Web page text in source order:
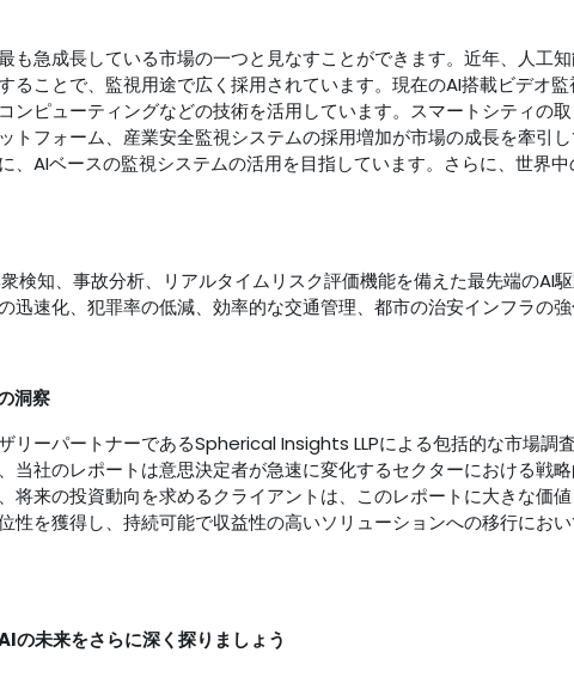
急成長している市場の一つと見なすことができます。近年、人工
ことで、監視用途で広く採用されています。現在のAI搭載ビデオ監
ピューティングなどの技術を活用しています。スマートシティの
フォーム、産業安全監視システムの採用増加が市場の成長を牽引
AIベースの監視システムの活用を目指しています。さらに、世界
知、事故分析、リアルタイムリスク評価機能を備えた最先端のAI
速化、犯罪率の低減、効率的な交通管理、都市の治安インフラの強
洞察
ーパートナーであるSpherical Insights LLPによる包括的な市場調
社のレポートは意思決定者が急速に変化するセクターにおける戦
来の投資動向を求めるクライアントは、このレポートに大きな価
を獲得し、持続可能で収益性の高いソリューションへの移行にお
の未来をさらに深く探りましょう